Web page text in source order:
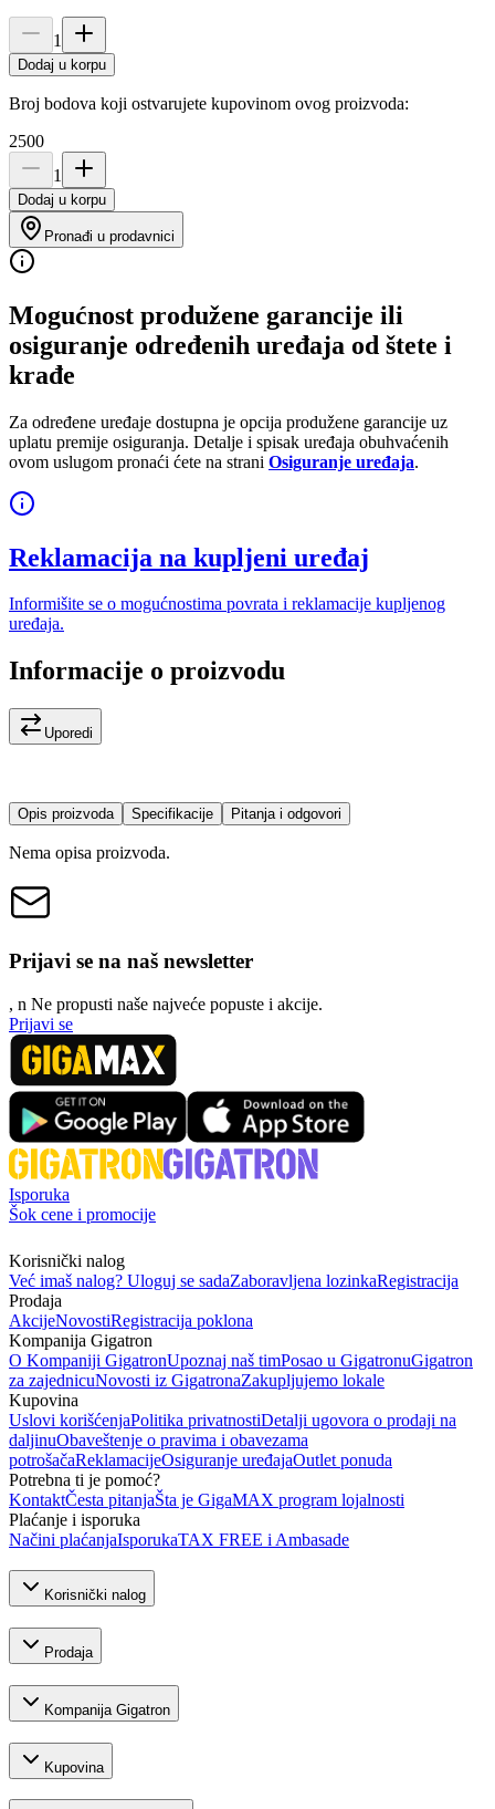
1
Dodaj u korpu
Broj bodova koji ostvarujete kupovinom ovog proizvoda:
2500
1
Dodaj u korpu
Pronađi u prodavnici
Mogućnost produžene garancije ili
osiguranje određenih uređaja od štete i
krađe
Za određene uređaje dostupna je opcija produžene garancije uz
uplatu premije osiguranja. Detalje i spisak uređaja obuhvaćenih
ovom uslugom pronaći ćete na strani Osiguranje uređaja.
Reklamacija na kupljeni uređaj
Informišite se o mogućnostima povrata i reklamacije kupljenog
uređaja.
Informacije o proizvodu
Uporedi
Opis proizvoda Specifikacije Pitanja i odgovori
Nema opisa proizvoda.
Prijavi se na naš newsletter
, n Ne propusti naše najveće popuste i akcije.
Prijavi se
Isporuka
Šok cene i promocije
Korisnički nalog
Već imaš nalog? Uloguj se sadaZaboravljena lozinkaRegistracija
Prodaja
AkcijeNovostiRegistracija poklona
Kompanija Gigatron
O Kompaniji GigatronUpoznaj naš timPosao u GigatronuGigatron
za zajednicuNovosti iz GigatronaZakupljujemo lokale
Kupovina
Uslovi korišćenjaPolitika privatnostiDetalji ugovora o prodaji na
daljinuObaveštenje o pravima i obavezama
potrošačaReklamacijeOsiguranje uređajaOutlet ponuda
Potrebna ti je pomoć?
KontaktČesta pitanjaŠta je GigaMAX program lojalnosti
Plaćanje i isporuka
Načini plaćanjaIsporukaTAX FREE i Ambasade
Korisnički nalog
Prodaja
Kompanija Gigatron
Kupovina